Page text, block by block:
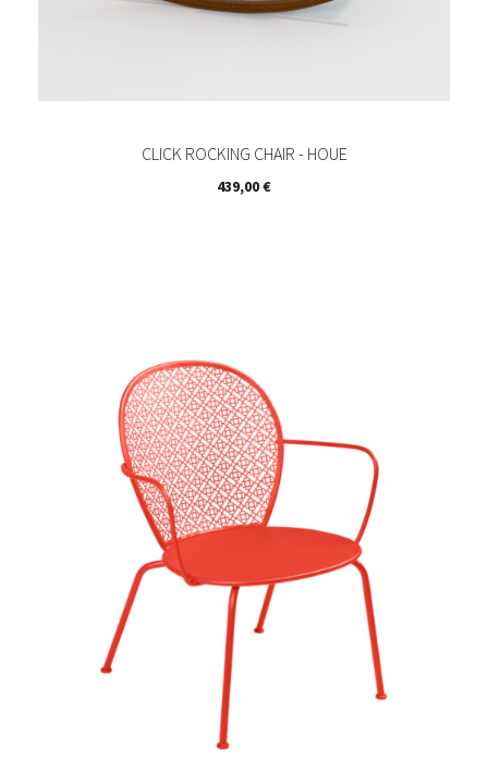
CLICK ROCKING CHAIR - HOUE
Prix
439,00 €